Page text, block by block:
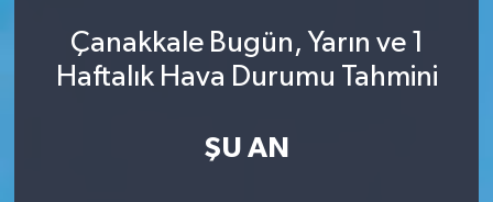
Çanakkale Bugün, Yarın ve 1
Haftalık Hava Durumu Tahmini
ŞU AN
TEMETTÜ
İletişim